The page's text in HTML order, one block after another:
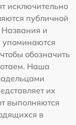
исключительно
публичной
Названия и
упоминаются
обозначить
Наша
их
выполняются
в